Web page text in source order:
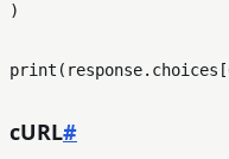
)
print (response.choices[
cURL#